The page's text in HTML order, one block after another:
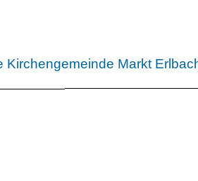
Kirchengemeinde Markt